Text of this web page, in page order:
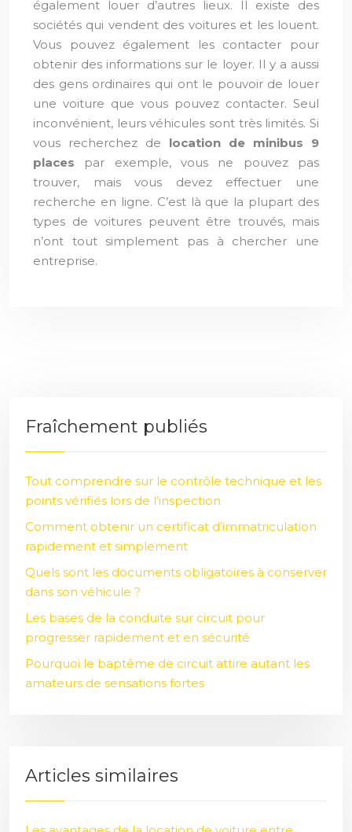
également louer d’autres lieux. Il existe des
sociétés qui vendent des voitures et les louent.
Vous pouvez également les contacter pour
obtenir des informations sur le loyer. Il y a aussi
des gens ordinaires qui ont le pouvoir de louer
une voiture que vous pouvez contacter. Seul
inconvénient, leurs véhicules sont très limités. Si
vous recherchez de location de minibus 9
places par exemple, vous ne pouvez pas
trouver, mais vous devez effectuer une
recherche en ligne. C’est là que la plupart des
types de voitures peuvent être trouvés, mais
n’ont tout simplement pas à chercher une
entreprise.
Fraîchement publiés
Tout comprendre sur le contrôle technique et les
points vérifiés lors de l’inspection
Comment obtenir un certificat d’immatriculation
rapidement et simplement
Quels sont les documents obligatoires à conserver
dans son véhicule ?
Les bases de la conduite sur circuit pour
progresser rapidement et en sécurité
Pourquoi le baptême de circuit attire autant les
amateurs de sensations fortes
Articles similaires